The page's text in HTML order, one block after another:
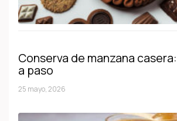
Conserva de manzana
a paso
25 mayo, 2026